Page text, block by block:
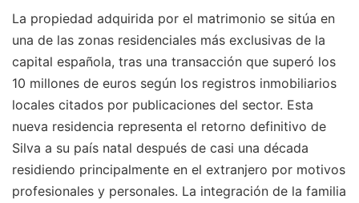
La propiedad adquirida por el matrimonio se sitúa en
una de las zonas residenciales más exclusivas de la
capital española, tras una transacción que superó los
10 millones de euros según los registros inmobiliarios
locales citados por publicaciones del sector. Esta
nueva residencia representa el retorno definitivo de
Silva a su país natal después de casi una década
residiendo principalmente en el extranjero por motivos
profesionales y personales. La integración de la familia